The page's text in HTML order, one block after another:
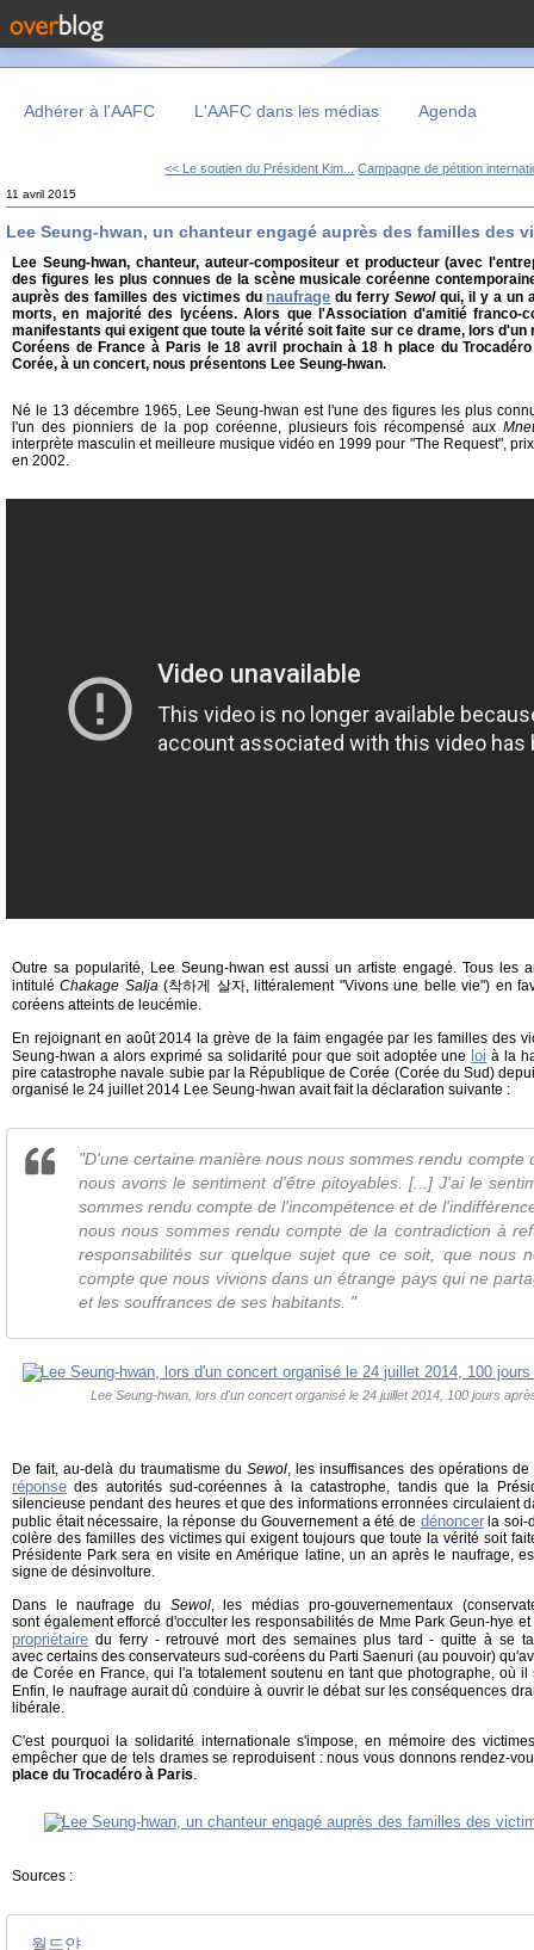
Adhérer à l'AAFC L'AAFC dans les médias Agenda
<< Le soutien du Président Kim... Campagne de pétition
11 avril 2015
Lee Seung-hwan, un chanteur engagé auprès des familles des
Lee Seung-hwan, chanteur, auteur-compositeur et producteur (avec
des figures les plus connues de la scène musicale coréenne
auprès des familles des victimes du naufrage du ferrySewolqui, il y a un
morts, en majorité des lycéens. Alors que l'Association d'amitié franco-
manifestants qui exigent que toute la vérité soit faite sur ce drame, lors
Coréens de France à Paris le 18 avril prochain à 18 h place du
Corée, à un concert, nous présentons Lee Seung-hwan.
Né le 13 décembre 1965, Lee Seung-hwan est l'une des figures les plus
l'un des pionniers de la pop coréenne, plusieurs fois récompensé aux
interprète masculin et meilleure musique vidéo en 1999 pour "The Request",
en 2002.
Outre sa popularité, Lee Seung-hwan est aussi un artiste engagé. Tous les
intituléChakage Salja (착하게 살자, littéralement "Vivons une belle vie") en
coréens atteints de leucémie.
En rejoignant en août 2014 la grève de la faim engagée par les familles des
Seung-hwan a alors exprimé sa solidarité pour que soit adoptée une loi à la
pire catastrophe navale subie par la République de Corée (Corée du Sud)
organisé le 24 juillet 2014 Lee Seung-hwan avait fait la déclaration suivante :
"D'une certaine manière nous nous sommes rendu compte
nous avons le sentiment d'être pitoyables. [...] J'ai le
sommes rendu compte de l'incompétence et de
nous nous sommes rendu compte de la contradiction à
responsabilités sur quelque sujet que ce soit, que nous
compte que nous vivions dans un étrange pays qui ne
et les souffrances de ses habitants. "
Lee Seung-hwan, lors d'un concert organisé le 24 juillet 2014, 100 jours
De fait, au-delà du traumatisme duSewol , les insuffisances des opérations
réponse des autorités sud-coréennes à la catastrophe, tandis que la
silencieuse pendant des heures et que des informations erronnées circulaient
public était nécessaire, la réponse du Gouvernement a été de dénoncerla soi-
colère des familles des victimes qui exigent toujours que toute la vérité soit
Présidente Park sera en visite en Amérique latine, un an après le naufrage,
signe de désinvolture.
Dans le naufrage du Sewol, les médias pro-gouvernementaux
sont également efforcé d'occulter les responsabilités de Mme Park Geun-hye
propriétaire du ferry - retrouvé mort des semaines plus tard - quitte à se
avec certains des conservateurs sud-coréens du Parti Saenuri (au pouvoir)
de Corée en France, qui l'a totalement soutenu en tant que photographe, où
Enfin, le naufrage aurait dû conduire à ouvrir le débat sur les conséquences
libérale.
C'est pourquoi la solidarité internationale s'impose, en mémoire des
empêcher que de tels drames se reproduisent : nous vous donnons rendez-
place du Trocadéro à Paris
Sources :
월드얀